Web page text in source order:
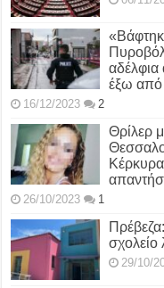
αδέλφια
έξω
16/12/2023 2
Θρίλερ
26/10/2023 1
29/10/